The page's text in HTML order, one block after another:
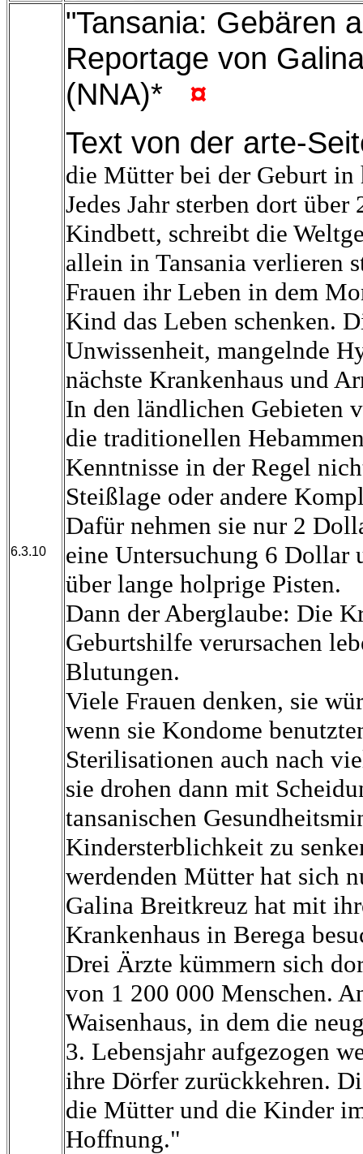
6.3.10
"Tansania: Gebären
Reportage von
(NNA)* ¤
Text von der arte-
die Mütter bei der Geburt in
Jedes Jahr sterben dort
Kindbett, schreibt die
allein in Tansania verlieren
Frauen ihr Leben in dem
Kind das Leben schenken.
Unwissenheit, mangelnde
nächste Krankenhaus und
In den ländlichen Gebieten
die traditionellen
Kenntnisse in der Regel
Steißlage oder andere
Dafür nehmen sie nur 2
eine Untersuchung 6 Dollar
über lange holprige Pisten.
Dann der Aberglaube: Die
Geburtshilfe verursachen
Blutungen.
Viele Frauen denken, sie
wenn sie Kondome
Sterilisationen auch nach
sie drohen dann mit
tansanischen
Kindersterblichkeit zu
werdenden Mütter hat sich
Galina Breitkreuz hat mit
Krankenhaus in Berega
Drei Ärzte kümmern sich
von 1 200 000 Menschen.
Waisenhaus, in dem die
3. Lebensjahr aufgezogen
ihre Dörfer zurückkehren.
die Mütter und die Kinder
Hoffnung."